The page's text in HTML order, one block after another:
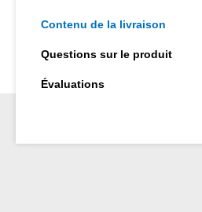
Contenu de la livraison
Questions sur le produit
Évaluations